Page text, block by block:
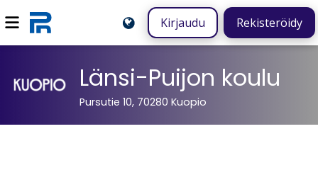
Kirjaudu Rekisteröidy
Länsi-Puijon koulu
Pursutie 10, 70280 Kuopio